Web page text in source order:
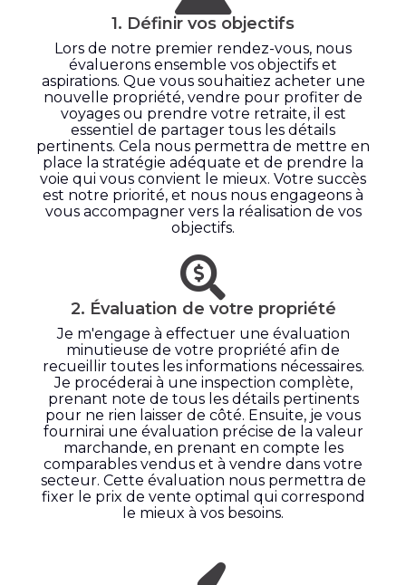
1. Définir vos objectifs
Lors de notre premier rendez-vous, nous
évaluerons ensemble vos objectifs et
aspirations. Que vous souhaitiez acheter une
nouvelle propriété, vendre pour profiter de
voyages ou prendre votre retraite, il est
essentiel de partager tous les détails
pertinents. Cela nous permettra de mettre en
place la stratégie adéquate et de prendre la
voie qui vous convient le mieux. Votre succès
est notre priorité, et nous nous engageons à
vous accompagner vers la réalisation de vos
objectifs.
2. Évaluation de votre propriété
Je m'engage à effectuer une évaluation
minutieuse de votre propriété afin de
recueillir toutes les informations nécessaires.
Je procéderai à une inspection complète,
prenant note de tous les détails pertinents
pour ne rien laisser de côté. Ensuite, je vous
fournirai une évaluation précise de la valeur
marchande, en prenant en compte les
comparables vendus et à vendre dans votre
secteur. Cette évaluation nous permettra de
fixer le prix de vente optimal qui correspond
le mieux à vos besoins.